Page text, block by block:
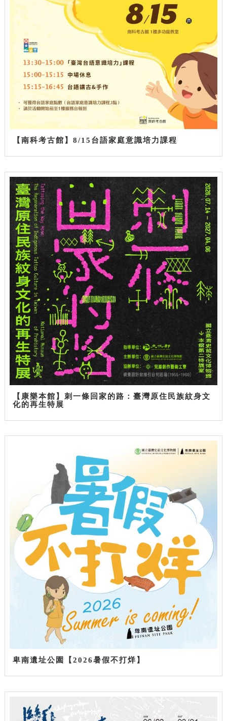
【南科考古館】8/15台語家庭意識培力課程
【康樂本館】刺一條回家的路：臺灣原住民族紋身文
化的再生特展
卑南遺址公園【2026暑假不打烊】